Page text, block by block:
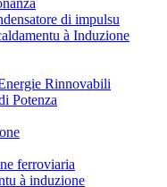
di impulsu
à Induzione
Rinnovabili
Potenza
ferroviaria
à induzione